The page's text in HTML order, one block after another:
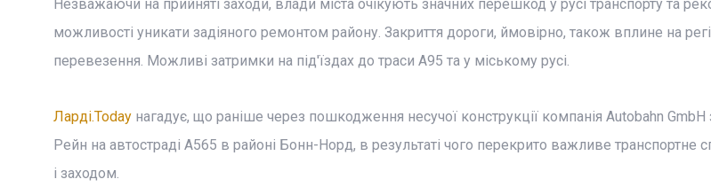
Незважаючи на прийняті заходи, влади міста очікують значних перешкод у русі транспорту та
можливості уникати задіяного ремонтом району. Закриття дороги, ймовірно, також вплине на
перевезення. Можливі затримки на під'їздах до траси A95 та у міському русі.
Ларді.Todayнагадує, що раніше через пошкодження несучої конструкції компанія Autobahn GmbH
Рейн на автостраді A565 в районі Бонн-Норд, в результаті чого перекрито важливе транспортне
і заходом.